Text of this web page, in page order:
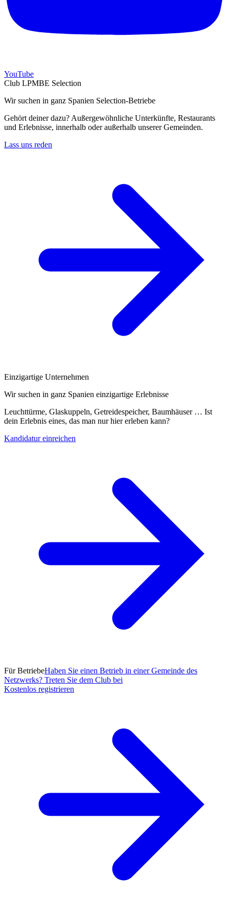
YouTube
Club LPMBE Selection
Wir suchen in ganz Spanien Selection-Betriebe
Gehört deiner dazu? Außergewöhnliche Unterkünfte, Restaurants
und Erlebnisse, innerhalb oder außerhalb unserer Gemeinden.
Lass uns reden
Einzigartige Unternehmen
Wir suchen in ganz Spanien einzigartige Erlebnisse
Leuchttürme, Glaskuppeln, Getreidespeicher, Baumhäuser … Ist
dein Erlebnis eines, das man nur hier erleben kann?
Kandidatur einreichen
Für BetriebeHaben Sie einen Betrieb in einer Gemeinde des
Netzwerks? Treten Sie dem Club bei
Kostenlos registrieren